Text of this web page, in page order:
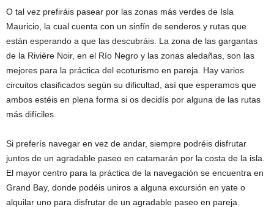
O tal vez prefiráis pasear por las zonas más verdes de Isla
Mauricio, la cual cuenta con un sinfín de senderos y rutas que
están esperando a que las descubráis. La zona de las gargantas
de la Rivière Noir, en el Río Negro y las zonas aledañas, son las
mejores para la práctica del ecoturismo en pareja. Hay varios
circuitos clasificados según su dificultad, así que esperamos que
ambos estéis en plena forma si os decidís por alguna de las rutas
más difíciles.
Si preferís navegar en vez de andar, siempre podréis disfrutar
juntos de un agradable paseo en catamarán por la costa de la isla.
El mayor centro para la práctica de la navegación se encuentra en
Grand Bay, donde podéis uniros a alguna excursión en yate o
alquilar uno para disfrutar de un agradable paseo en pareja.